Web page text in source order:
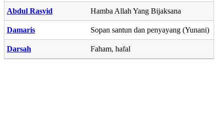
Abdul Rasyid Hamba Allah Yang Bijaksana
Damaris Sopan santun dan penyayang (Yunani)
Darsah Faham, hafal